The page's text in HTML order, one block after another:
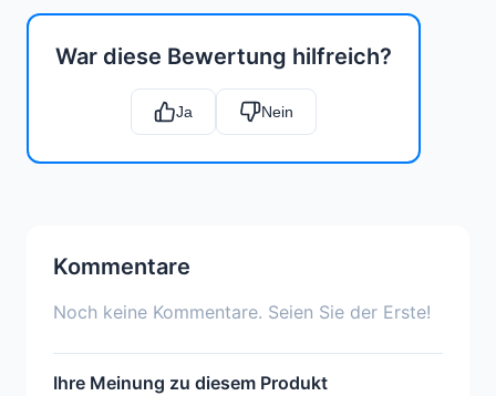
War diese Bewertung hilfreich?
Ja Nein
Kommentare
Noch keine Kommentare. Seien Sie der Erste!
Ihre Meinung zu diesem Produkt